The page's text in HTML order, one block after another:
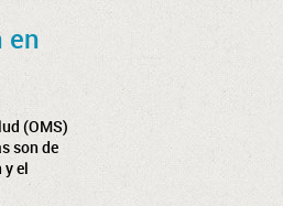
en
(OMS)
son de
el